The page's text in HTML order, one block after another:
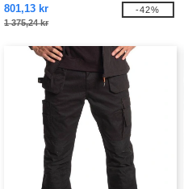
801,13 kr
1 375,24 kr
-42%